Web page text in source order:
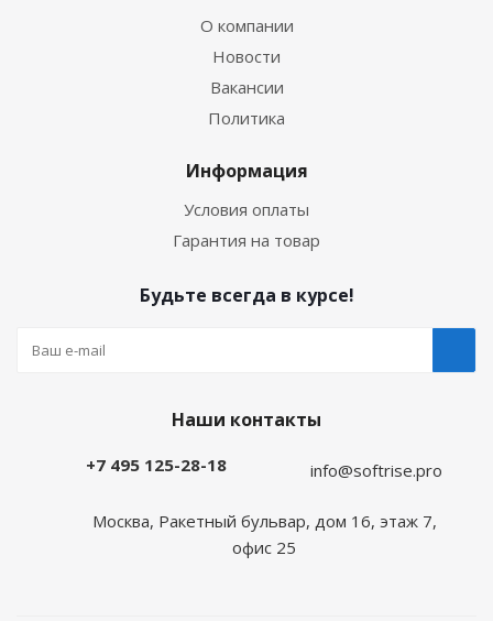
О компании
Новости
Вакансии
Политика
Информация
Условия оплаты
Гарантия на товар
Будьте всегда в курсе!
Наши контакты
+7 495 125-28-18 info@softrise.pro
Москва, Ракетный бульвар, дом 16, этаж 7,
офис 25